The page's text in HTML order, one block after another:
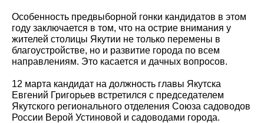
Особенность предвыборной гонки кандидатов в этом
году заключается в том, что на острие внимания у
жителей столицы Якутии не только перемены в
благоустройстве, но и развитие города по всем
направлениям. Это касается и дачных вопросов.
12 марта кандидат на должность главы Якутска
Евгений Григорьев встретился с председателем
Якутского регионального отделения Союза садоводов
России Верой Устиновой и садоводами города.